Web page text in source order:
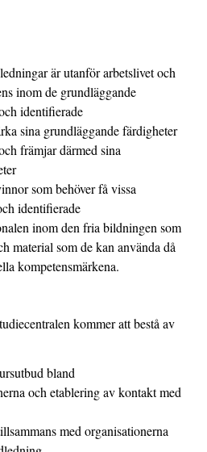
är utanför arbetslivet och
inom de grundläggande
identifierade
sina grundläggande färdigheter
främjar därmed sina
som behöver få vissa
identifierade
inom den fria bildningen som
material som de kan använda då
kompetensmärkena.
kommer att bestå av
bland
och etablering av kontakt med
med organisationerna